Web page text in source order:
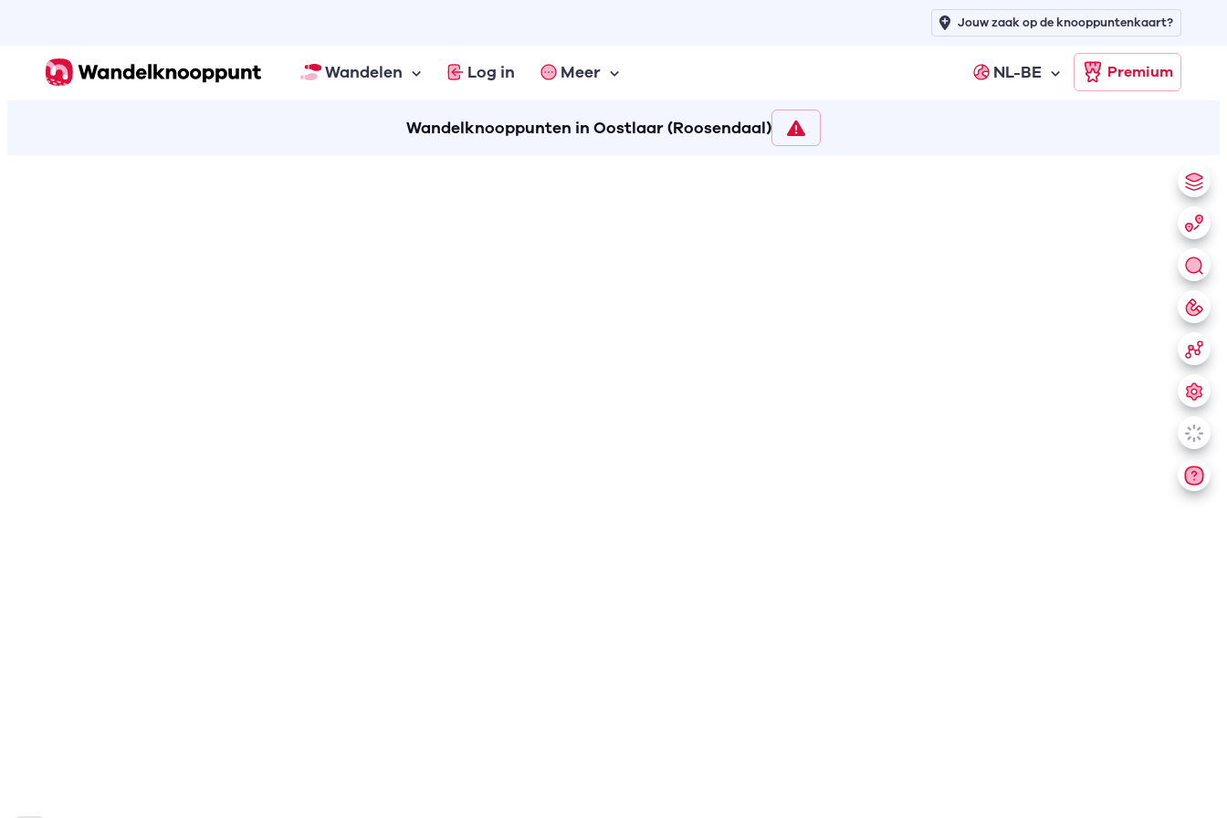
Wandelen Log in Meer NL-BE Premium
Jouw zaak op de knooppuntenkaart?
Wandelknooppunten in Oostlaar (Roosendaal)